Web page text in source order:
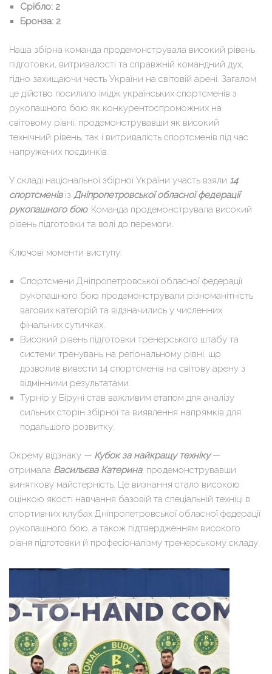
Срібло: 2
Бронза: 2
Наша збірна команда продемонструвала високий рівень
підготовки, витривалості та справжній командний дух,
гідно захищаючи честь України на світовій арені. Загалом
це дійство посилило імідж українських спортсменів з
рукопашного бою як конкурентоспроможних на
світовому рівні, продемонструвавши як високий
технічний рівень, так і витривалість спортсменів під час
напружених поєдинків.
У складі національної збірної України участь взяли 14
спортсменівіз Дніпропетровської обласної федерації
рукопашного бою. Команда продемонструвала високий
рівень підготовки та волі до перемоги.
Ключові моменти виступу:
Спортсмени Дніпропетровської обласної федерації
рукопашного бою продемонстрували різноманітність
вагових категорій та відзначились у численних
фінальних сутичках.
Високий рівень підготовки тренерського штабу та
системи тренувань на регіональному рівні, що
дозволив вивести 14 спортсменів на світову арену з
відмінними результатами.
Турнір у Біруні став важливим етапом для аналізу
сильних сторін збірної та виявлення напрямків для
подальшого розвитку.
Окрему відзнаку — Кубок за найкращу техніку —
отримала Васильєва Катерина, продемонструвавши
виняткову майстерність. Це визнання стало високою
оцінкою якості навчання базовій та спеціальній техніці в
спортивних клубах Дніпропетровської обласної федерації
рукопашного бою, а також підтвердженням високого
рівня підготовки й професіоналізму тренерському складу.